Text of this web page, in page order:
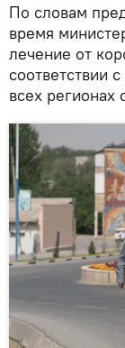
По словам
время
лечение от
соответствии
всех регионах